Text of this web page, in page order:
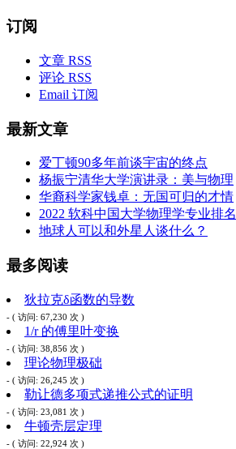
订阅
文章 RSS
评论 RSS
Email 订阅
最新文章
爱丁顿90多年前谈宇宙的终点
杨振宁清华大学演讲录：美与物理
华裔科学家钱卓：无国可归的才情
2022 软科中国大学物理学专业排名
地球人可以和外星人谈什么？
最多阅读
狄拉克δ函数的导数
- ( 访问: 67,230 次 )
1/r 的傅里叶变换
- ( 访问: 38,856 次 )
理论物理极础
- ( 访问: 26,245 次 )
勒让德多项式递推公式的证明
- ( 访问: 23,081 次 )
牛顿壳层定理
- ( 访问: 22,924 次 )